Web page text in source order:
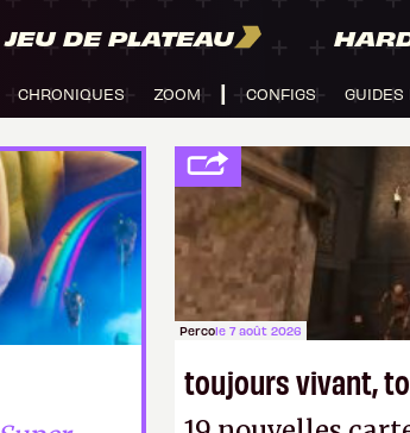
JEU DE PLATEAU
CHRONIQUES ZOOM CONFIGS GUIDES
Percole 7 août 2026
toujours vivant,